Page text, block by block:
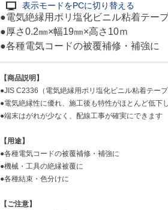
表示モードをPCに切り替える
●電気絶縁用ポリ塩化ビニル粘着テー
●厚さ0.2㎜×幅19㎜×高さ10ｍ
●各種電気コードの被覆補修・補強に
【商品説明】
●JIS C2336（電気絶縁用ポリ塩化ビニル粘着テー
●電気絶縁性に優れ、施工後も特性がほとんど低下
●端末はがれが少なく、配線工事が確実にできます
【用途】
●各種電気コードの被覆補修・補強に
●機械・工具の絶縁被覆に
●各種結束・色分けに
【ご注意】